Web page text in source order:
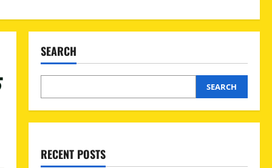
SEARCH
SEARCH
RECENT POSTS